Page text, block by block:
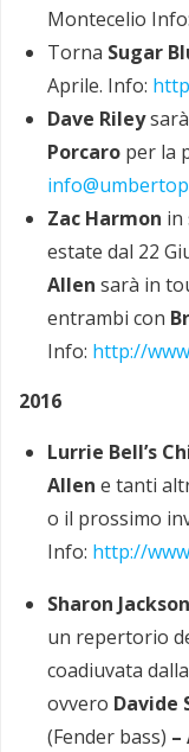
Montecelio Info:
Torna Sugar
Aprile. Info:
Dave Riley
Porcaro per la
Zac Harmon in
estate dal 22
Allen sarà in
entrambi con
Info: http://
2016
Lurrie Bell’s
Allen e tanti
o il prossimo
Info: http://
Sharon Jackson
un repertorio
coadiuvata
ovvero Davide
(Fender bass) –